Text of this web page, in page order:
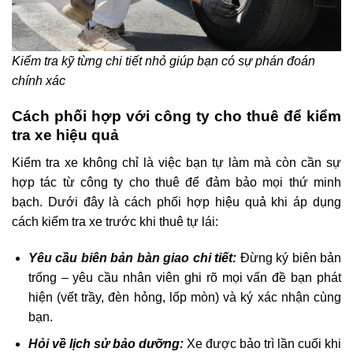
Kiểm tra kỹ từng chi tiết nhỏ giúp bạn có sự phán đoán
chính xác
Cách phối hợp với công ty cho thuê để kiểm
tra xe hiệu quả
Kiểm tra xe không chỉ là việc bạn tự làm mà còn cần sự
hợp tác từ công ty cho thuê để đảm bảo mọi thứ minh
bạch. Dưới đây là cách phối hợp hiệu quả khi áp dụng
cách kiểm tra xe trước khi thuê tự lái:
Yêu cầu biên bản bàn giao chi tiết: Đừng ký biên bản
trống – yêu cầu nhân viên ghi rõ mọi vấn đề bạn phát
hiện (vết trầy, đèn hỏng, lốp mòn) và ký xác nhận cùng
bạn.
Hỏi về lịch sử bảo dưỡng:Xe được bảo trì lần cuối khi